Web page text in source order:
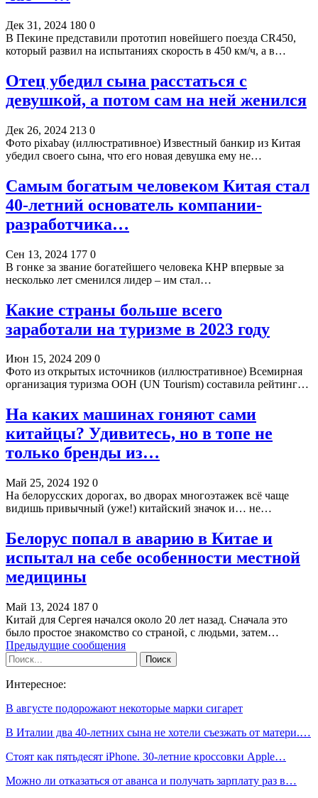
Дек 31, 2024 180 0
В Пекине представили прототип новейшего поезда CR450,
который развил на испытаниях скорость в 450 км/ч, а в…
Отец убедил сына расстаться с
девушкой, а потом сам на ней женился
Дек 26, 2024 213 0
Фото pixabay (иллюстративное) Известный банкир из Китая
убедил своего сына, что его новая девушка ему не…
Самым богатым человеком Китая стал
40-летний основатель компании-
разработчика…
Сен 13, 2024 177 0
В гонке за звание богатейшего человека КНР впервые за
несколько лет сменился лидер – им стал…
Какие страны больше всего
заработали на туризме в 2023 году
Июн 15, 2024 209 0
Фото из открытых источников (иллюстративное) Всемирная
организация туризма ООН (UN Tourism) составила рейтинг…
На каких машинах гоняют сами
китайцы? Удивитесь, но в топе не
только бренды из…
Май 25, 2024 192 0
На белорусских дорогах, во дворах многоэтажек всё чаще
видишь привычный (уже!) китайский значок и… не…
Белорус попал в аварию в Китае и
испытал на себе особенности местной
медицины
Май 13, 2024 187 0
Китай для Сергея начался около 20 лет назад. Сначала это
было простое знакомство со страной, с людьми, затем…
Предыдущие сообщения
Интересное:
В августе подорожают некоторые марки сигарет
В Италии два 40-летних сына не хотели съезжать от матери.…
Стоят как пятьдесят iPhone. 30-летние кроссовки Apple…
Можно ли отказаться от аванса и получать зарплату раз в…